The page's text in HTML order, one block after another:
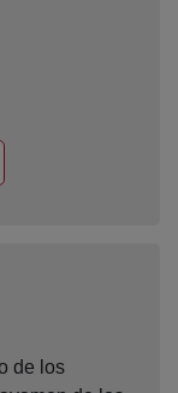
de los